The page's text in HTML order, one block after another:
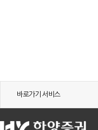
바로가기 서비스